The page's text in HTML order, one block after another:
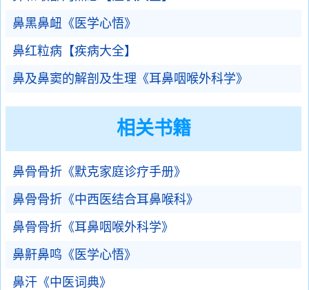
鼻黑鼻衄《医学心悟》
鼻红粒病【疾病大全】
鼻及鼻窦的解剖及生理《耳鼻咽喉外科学》
相关书籍
鼻骨骨折《默克家庭诊疗手册》
鼻骨骨折《中西医结合耳鼻喉科》
鼻骨骨折《耳鼻咽喉外科学》
鼻鼾鼻鸣《医学心悟》
鼻汗《中医词典》